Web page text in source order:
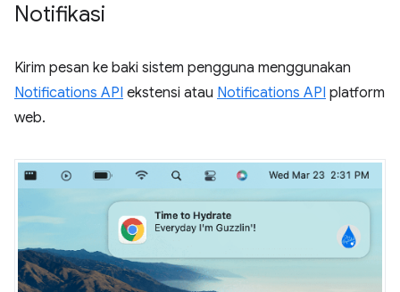
Notifikasi
Kirim pesan ke baki sistem pengguna menggunakan
Notifications API ekstensi atau Notifications API platform
web.